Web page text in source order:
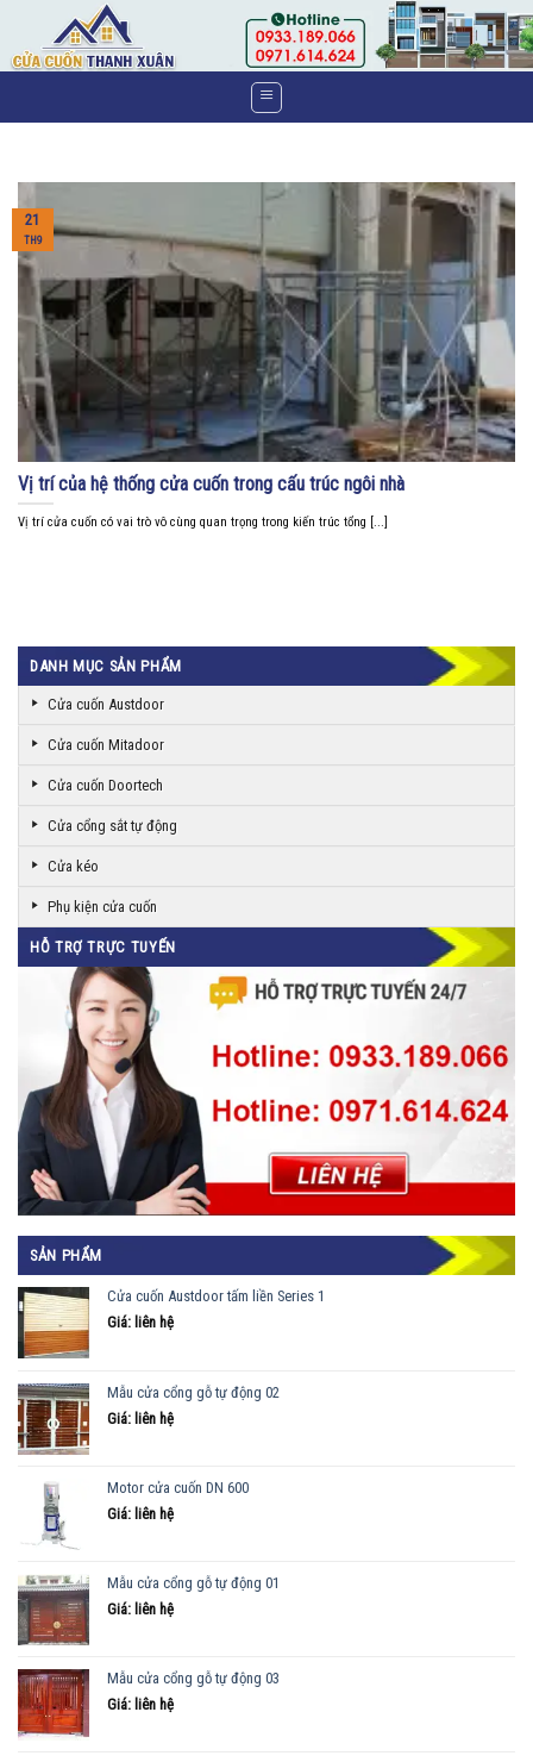
content
Vị trí của hệ thống cửa cuốn trong cấu trúc ngôi nhà
Vị trí cửa cuốn có vai trò vô cùng quan trọng trong kiến trúc tổng [...]
21
TH9
DANH MỤC SẢN PHẨM
Cửa cuốn Austdoor
Cửa cuốn Mitadoor
Cửa cuốn Doortech
Cửa cổng sắt tự động
Cửa kéo
Phụ kiện cửa cuốn
HỖ TRỢ TRỰC TUYẾN
SẢN PHẨM
Cửa cuốn Austdoor tấm liền Series 1
Giá: liên hệ
Mẫu cửa cổng gỗ tự động 02
Giá: liên hệ
Motor cửa cuốn DN 600
Giá: liên hệ
Mẫu cửa cổng gỗ tự động 01
Giá: liên hệ
Mẫu cửa cổng gỗ tự động 03
Giá: liên hệ